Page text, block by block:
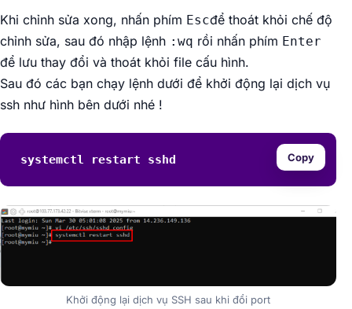
Khi chỉnh sửa xong, nhấn phím Escđể thoát khỏi chế độ
chỉnh sửa, sau đó nhập lệnh :wq rồi nhấn phím Enter
để lưu thay đổi và thoát khỏi file cấu hình.
Sau đó các bạn chạy lệnh dưới để khởi động lại dịch vụ
ssh như hình bên dưới nhé !
systemctl restart sshd Copy
Khởi động lại dịch vụ SSH sau khi đổi port